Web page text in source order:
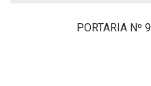
PORTARIA